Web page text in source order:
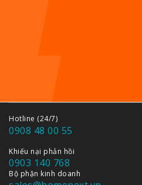
Hotline (24/7)
0908 48 00 55
Khiếu nại phản hồi
0903 140 768
Bộ phận kinh doanh